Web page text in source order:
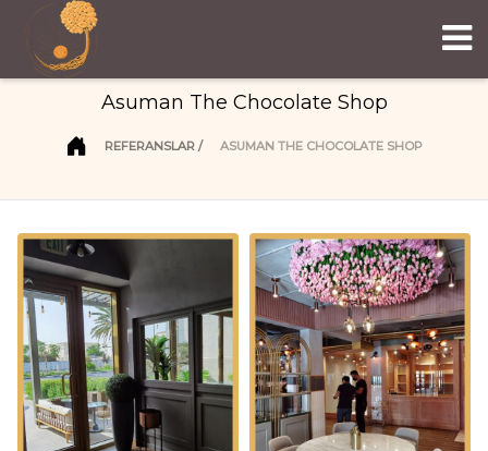
Asuman The Chocolate Shop
REFERANSLAR ASUMAN THE CHOCOLATE SHOP